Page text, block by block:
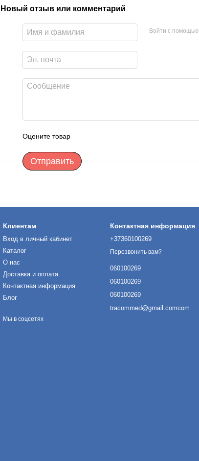
Новый отзыв или комментарий
Войти с помощью
Оцените товар
Отправить
Клиентам
Вход в личный кабинет
Каталог
О нас
Доставка и оплата
Контактная информация
Блог
Мы в соцсетях
Контактная информация
+37360100269
Перезвонить вам?
060100269
060100269
060100269
tracommed@gmail.comcom